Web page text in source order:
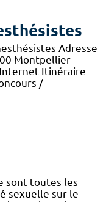
Adresse
Montpellier
Internet Itinéraire
/
sont toutes les
sexuelle sur le